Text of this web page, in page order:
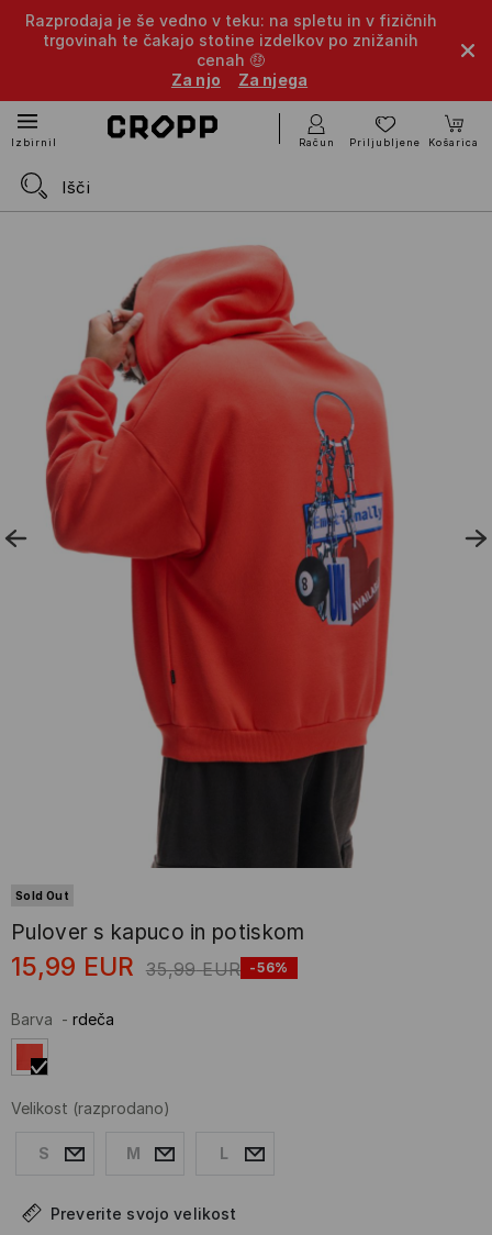
Razprodaja je še vedno v teku: na spletu in v fizičnih
trgovinah te čakajo stotine izdelkov po znižanih
cenah 🤑
Za njo
Za njega
Izbirnik Račun Priljubljene Košarica
Sold Out
Pulover s kapuco in potiskom
15,99 EUR 35,99 EUR -56%
Barva - rdeča
Velikost (razprodano)
S M L
Preverite svojo velikost